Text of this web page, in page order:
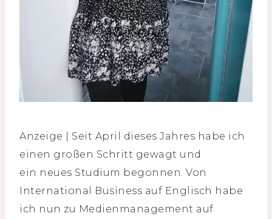
Anzeige | Seit April dieses Jahres habe ich
einen großen Schritt gewagt und
ein neues Studium begonnen. Von
International Business auf Englisch habe
ich nun zu Medienmanagement auf